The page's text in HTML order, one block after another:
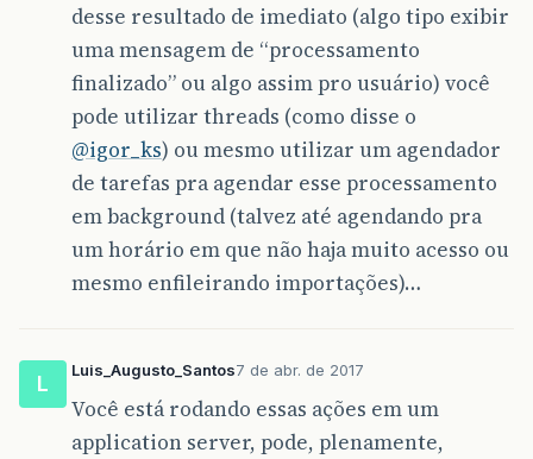
desse resultado de imediato (algo tipo exibir
uma mensagem de “processamento
finalizado” ou algo assim pro usuário) você
pode utilizar threads (como disse o
@igor_ks) ou mesmo utilizar um agendador
de tarefas pra agendar esse processamento
em background (talvez até agendando pra
um horário em que não haja muito acesso ou
mesmo enfileirando importações)…
L
Luis_Augusto_Santos7 de abr. de 2017
Você está rodando essas ações em um
application server, pode, plenamente,